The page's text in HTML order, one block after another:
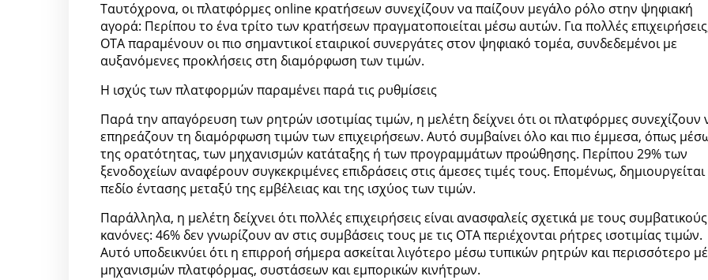
Ταυτόχρονα, οι πλατφόρμες online κρατήσεων συνεχίζουν να παίζουν μεγάλο ρόλο στην ψηφιακή
αγορά: Περίπου το ένα τρίτο των κρατήσεων πραγματοποιείται μέσω αυτών. Για πολλές
OTA παραμένουν οι πιο σημαντικοί εταιρικοί συνεργάτες στον ψηφιακό τομέα, συνδεδεμένοι με
αυξανόμενες προκλήσεις στη διαμόρφωση των τιμών.
Η ισχύς των πλατφορμών παραμένει παρά τις ρυθμίσεις
Παρά την απαγόρευση των ρητρών ισοτιμίας τιμών, η μελέτη δείχνει ότι οι πλατφόρμες συνεχίζουν
επηρεάζουν τη διαμόρφωση τιμών των επιχειρήσεων. Αυτό συμβαίνει όλο και πιο έμμεσα, όπως
της ορατότητας, των μηχανισμών κατάταξης ή των προγραμμάτων προώθησης. Περίπου 29% των
ξενοδοχείων αναφέρουν συγκεκριμένες επιδράσεις στις άμεσες τιμές τους. Επομένως,
πεδίο έντασης μεταξύ της εμβέλειας και της ισχύος των τιμών.
Παράλληλα, η μελέτη δείχνει ότι πολλές επιχειρήσεις είναι ανασφαλείς σχετικά με τους συμβατικούς
κανόνες: 46% δεν γνωρίζουν αν στις συμβάσεις τους με τις OTA περιέχονται ρήτρες ισοτιμίας τιμών.
Αυτό υποδεικνύει ότι η επιρροή σήμερα ασκείται λιγότερο μέσω τυπικών ρητρών και περισσότερο
μηχανισμών πλατφόρμας, συστάσεων και εμπορικών κινήτρων.